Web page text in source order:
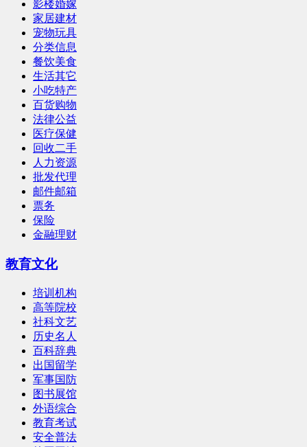
影楼婚嫁
家居建材
宠物玩具
分类信息
餐饮美食
生活其它
小吃特产
百货购物
法律公益
医疗保健
回收二手
人力资源
批发代理
邮件邮箱
票务
保险
金融理财
教育文化
培训机构
高等院校
社科文艺
历史名人
百科辞典
出国留学
军事国防
图书展馆
外语综合
教育考试
安全普法